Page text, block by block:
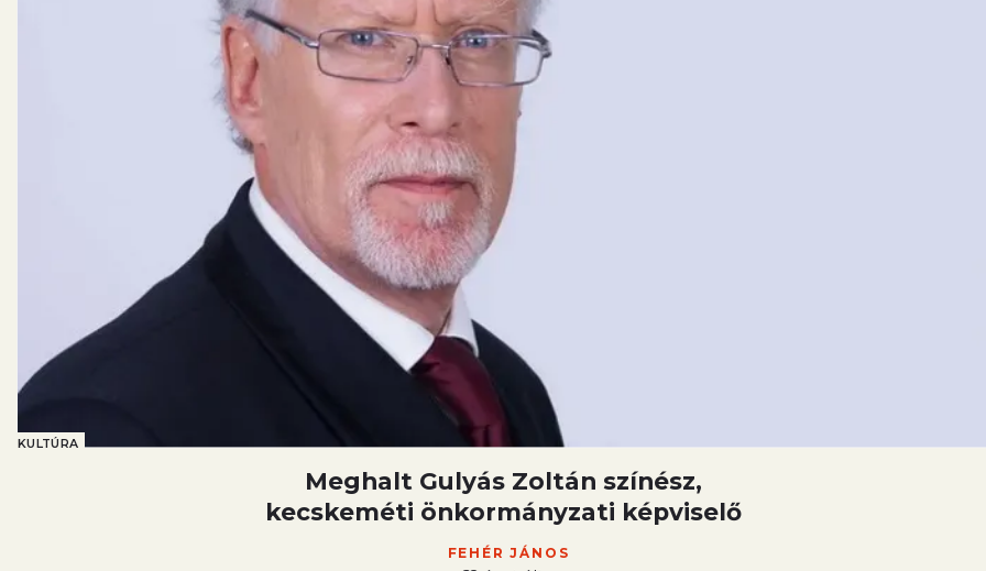
KULTÚRA
Meghalt Gulyás Zoltán színész,
kecskeméti önkormányzati képviselő
FEHÉR JÁNOS